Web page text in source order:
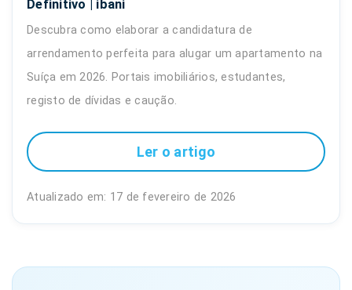
Definitivo | ibani
Descubra como elaborar a candidatura de
arrendamento perfeita para alugar um apartamento na
Suíça em 2026. Portais imobiliários, estudantes,
registo de dívidas e caução.
Ler o artigo
Atualizado em: 17 de fevereiro de 2026